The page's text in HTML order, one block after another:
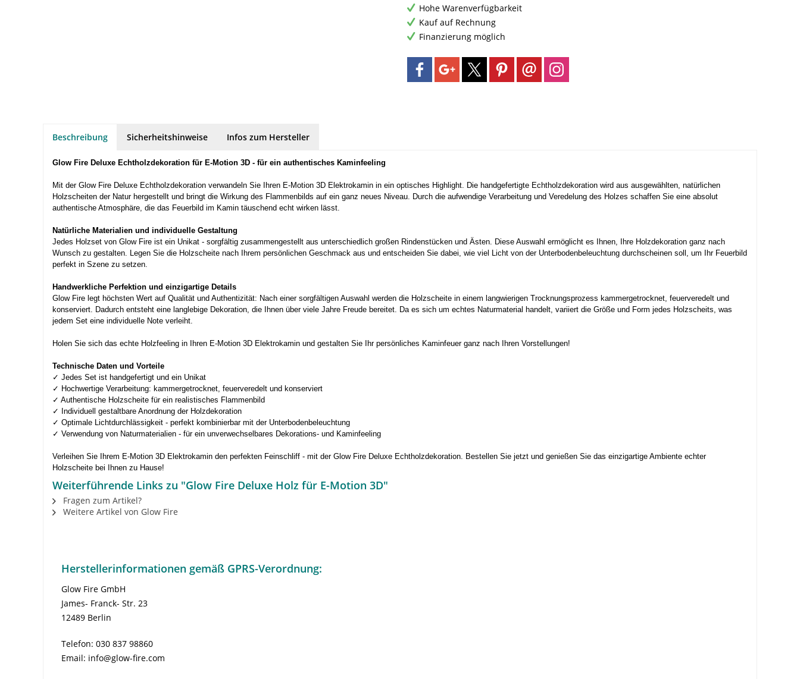
Hohe Warenverfügbarkeit
Kauf auf Rechnung
Finanzierung möglich
Beschreibung Sicherheitshinweise Infos zum Hersteller
Glow Fire Deluxe Echtholzdekoration für E-Motion 3D - für ein authentisches Kaminfeeling
Mit der Glow Fire Deluxe Echtholzdekoration verwandeln Sie Ihren E-Motion 3D Elektrokamin in ein optisches Highlight. Die handgefertigte Echtholzdekoration wird aus ausgewählten, natürlichen
Holzscheiten der Natur hergestellt und bringt die Wirkung des Flammenbilds auf ein ganz neues Niveau. Durch die aufwendige Verarbeitung und Veredelung des Holzes schaffen Sie eine absolut
authentische Atmosphäre, die das Feuerbild im Kamin täuschend echt wirken lässt.
Natürliche Materialien und individuelle Gestaltung
Jedes Holzset von Glow Fire ist ein Unikat - sorgfältig zusammengestellt aus unterschiedlich großen Rindenstücken und Ästen. Diese Auswahl ermöglicht es Ihnen, Ihre Holzdekoration ganz nach
Wunsch zu gestalten. Legen Sie die Holzscheite nach Ihrem persönlichen Geschmack aus und entscheiden Sie dabei, wie viel Licht von der Unterbodenbeleuchtung durchscheinen soll, um Ihr Feuerbild
perfekt in Szene zu setzen.
Handwerkliche Perfektion und einzigartige Details
Glow Fire legt höchsten Wert auf Qualität und Authentizität: Nach einer sorgfältigen Auswahl werden die Holzscheite in einem langwierigen Trocknungsprozess kammergetrocknet, feuerveredelt und
konserviert. Dadurch entsteht eine langlebige Dekoration, die Ihnen über viele Jahre Freude bereitet. Da es sich um echtes Naturmaterial handelt, variiert die Größe und Form jedes Holzscheits, was
jedem Set eine individuelle Note verleiht.
Holen Sie sich das echte Holzfeeling in Ihren E-Motion 3D Elektrokamin und gestalten Sie Ihr persönliches Kaminfeuer ganz nach Ihren Vorstellungen!
Technische Daten und Vorteile
✓ Jedes Set ist handgefertigt und ein Unikat
✓ Hochwertige Verarbeitung: kammergetrocknet, feuerveredelt und konserviert
✓ Authentische Holzscheite für ein realistisches Flammenbild
✓ Individuell gestaltbare Anordnung der Holzdekoration
✓ Optimale Lichtdurchlässigkeit - perfekt kombinierbar mit der Unterbodenbeleuchtung
✓ Verwendung von Naturmaterialien - für ein unverwechselbares Dekorations- und Kaminfeeling
Verleihen Sie Ihrem E-Motion 3D Elektrokamin den perfekten Feinschliff - mit der Glow Fire Deluxe Echtholzdekoration. Bestellen Sie jetzt und genießen Sie das einzigartige Ambiente echter
Holzscheite bei Ihnen zu Hause!
Weiterführende Links zu "Glow Fire Deluxe Holz für E-Motion 3D"
Fragen zum Artikel?
Weitere Artikel von Glow Fire
Herstellerinformationen gemäß GPRS-Verordnung:
Glow Fire GmbH
James- Franck- Str. 23
12489 Berlin
Telefon: 030 837 98860
Email: info@glow-fire.com